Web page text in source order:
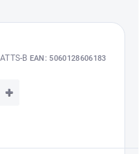
ATTS-B EAN: 5060128606183
+